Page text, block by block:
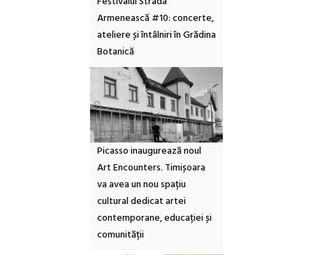
Armenească #10: concerte,
ateliere și întâlniri în Grădina
Botanică
Picasso inaugurează noul
Art Encounters. Timișoara
va avea un nou spațiu
cultural dedicat artei
contemporane, educației și
comunității